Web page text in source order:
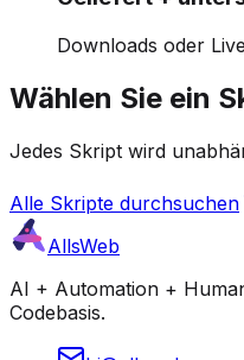
Downloads oder
Wählen Sie ein
Jedes Skript wird
Alle Skripte durchsuchen
AllsWeb
AI + Automation +
Codebasis.